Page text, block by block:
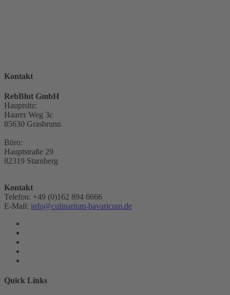
Kontakt
RebBlut GmbH
Hauptsitz:
Haarer Weg 3c
85630 Grasbrunn
Büro:
Hauptstraße 29
82319 Starnberg
Kontakt
Telefon: +49 (0)162 894 6666
E-Mail: info@culinarium-bavaricum.de
Quick Links